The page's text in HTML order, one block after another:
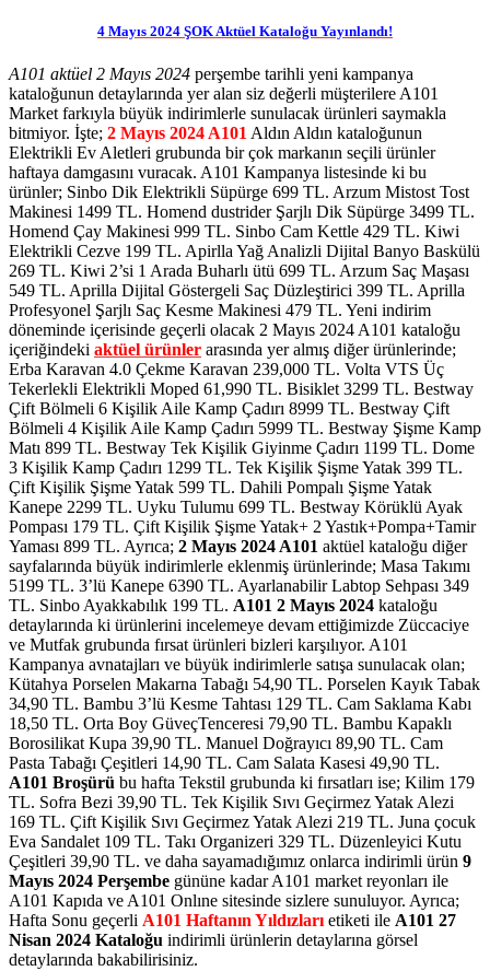
4 Mayıs 2024 ŞOK Aktüel Kataloğu Yayınlandı!
A101 aktüel 2 Mayıs 2024 perşembe tarihli yeni kampanya
kataloğunun detaylarında yer alan siz değerli müşterilere A101
Market farkıyla büyük indirimlerle sunulacak ürünleri saymakla
bitmiyor. İşte; 2 Mayıs 2024 A101Aldın Aldın kataloğunun
Elektrikli Ev Aletleri grubunda bir çok markanın seçili ürünler
haftaya damgasını vuracak. A101 Kampanya listesinde ki bu
ürünler; Sinbo Dik Elektrikli Süpürge 699 TL. Arzum Mistost Tost
Makinesi 1499 TL. Homend dustrider Şarjlı Dik Süpürge 3499 TL.
Homend Çay Makinesi 999 TL. Sinbo Cam Kettle 429 TL. Kiwi
Elektrikli Cezve 199 TL. Apirlla Yağ Analizli Dijital Banyo Baskülü
269 TL. Kiwi 2’si 1 Arada Buharlı ütü 699 TL. Arzum Saç Maşası
549 TL. Aprilla Dijital Göstergeli Saç Düzleştirici 399 TL. Aprilla
Profesyonel Şarjlı Saç Kesme Makinesi 479 TL. Yeni indirim
döneminde içerisinde geçerli olacak 2 Mayıs 2024 A101 kataloğu
içeriğindeki aktüel ürünler arasında yer almış diğer ürünlerinde;
Erba Karavan 4.0 Çekme Karavan 239,000 TL. Volta VTS Üç
Tekerlekli Elektrikli Moped 61,990 TL. Bisiklet 3299 TL. Bestway
Çift Bölmeli 6 Kişilik Aile Kamp Çadırı 8999 TL. Bestway Çift
Bölmeli 4 Kişilik Aile Kamp Çadırı 5999 TL. Bestway Şişme Kamp
Matı 899 TL. Bestway Tek Kişilik Giyinme Çadırı 1199 TL. Dome
3 Kişilik Kamp Çadırı 1299 TL. Tek Kişilik Şişme Yatak 399 TL.
Çift Kişilik Şişme Yatak 599 TL. Dahili Pompalı Şişme Yatak
Kanepe 2299 TL. Uyku Tulumu 699 TL. Bestway Körüklü Ayak
Pompası 179 TL. Çift Kişilik Şişme Yatak+ 2 Yastık+Pompa+Tamir
Yaması 899 TL. Ayrıca; 2 Mayıs 2024 A101 aktüel kataloğu diğer
sayfalarında büyük indirimlerle eklenmiş ürünlerinde; Masa Takımı
5199 TL. 3’lü Kanepe 6390 TL. Ayarlanabilir Labtop Sehpası 349
TL. Sinbo Ayakkabılık 199 TL. A101 2 Mayıs 2024 kataloğu
detaylarında ki ürünlerini incelemeye devam ettiğimizde Züccaciye
ve Mutfak grubunda fırsat ürünleri bizleri karşılıyor. A101
Kampanya avnatajları ve büyük indirimlerle satışa sunulacak olan;
Kütahya Porselen Makarna Tabağı 54,90 TL. Porselen Kayık Tabak
34,90 TL. Bambu 3’lü Kesme Tahtası 129 TL. Cam Saklama Kabı
18,50 TL. Orta Boy GüveçTenceresi 79,90 TL. Bambu Kapaklı
Borosilikat Kupa 39,90 TL. Manuel Doğrayıcı 89,90 TL. Cam
Pasta Tabağı Çeşitleri 14,90 TL. Cam Salata Kasesi 49,90 TL.
A101 Broşürü bu hafta Tekstil grubunda ki fırsatları ise; Kilim 179
TL. Sofra Bezi 39,90 TL. Tek Kişilik Sıvı Geçirmez Yatak Alezi
169 TL. Çift Kişilik Sıvı Geçirmez Yatak Alezi 219 TL. Juna çocuk
Eva Sandalet 109 TL. Takı Organizeri 329 TL. Düzenleyici Kutu
Çeşitleri 39,90 TL. ve daha sayamadığımız onlarca indirimli ürün 9
Mayıs 2024 Perşembe gününe kadar A101 market reyonları ile
A101 Kapıda veA101 Onlıne sitesinde sizlere sunuluyor. Ayrıca;
Hafta Sonu geçerli A101 Haftanın Yıldızlarıetiketi ile A101 27
Nisan 2024 Kataloğu indirimli ürünlerin detaylarına görsel
detaylarında bakabilirisiniz.